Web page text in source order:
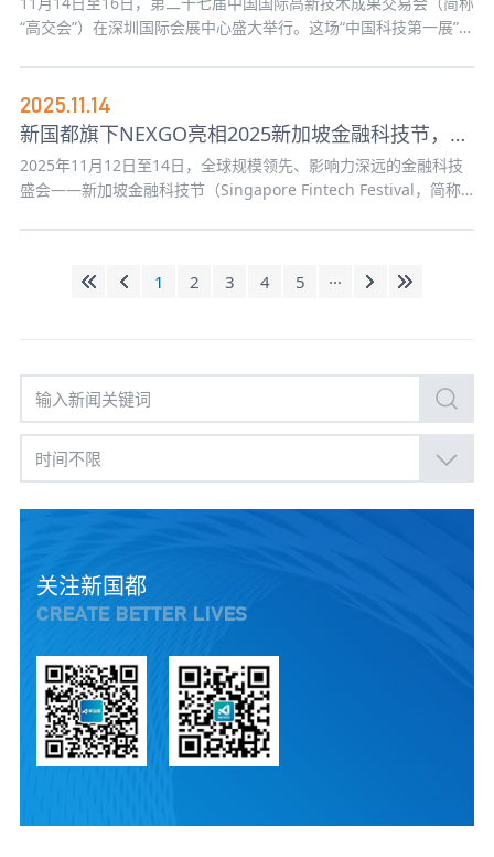
“高交会”）在深圳国际会展中心盛大举行。这场“中国科技第一展”以
数字经济、消费电子、商业航天等全产业链的创新矩阵。
2025.11.14
新国都旗下NEXGO亮相2025新加坡金融科技节，演绎支付体验新范式
2025年11月12日至14日，全球规模领先、影响力深远的金融科技
盛会——新加坡金融科技节（Singapore Fintech Festival，简称
1 2 3 4 5 ···
时间不限
关注新国都
CREATE BETTER LIVES